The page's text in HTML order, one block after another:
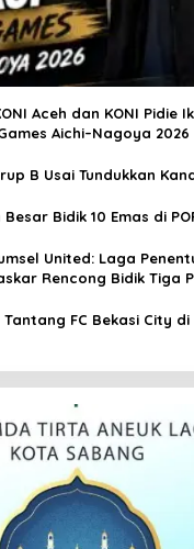
Aceh dan KONI Pidie
Aichi–Nagoya 2026
B Usai Tundukkan
Bidik 10 Emas di
United: Laga
Rencong Bidik Tiga
FC Bekasi City di